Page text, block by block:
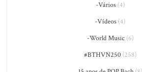
-Vários(4)
-Vídeos (4)
-World Music (6)
#BTHVN250(258)